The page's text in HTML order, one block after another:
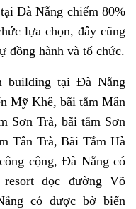
Đà Nẵng chiếm 80%
lựa chọn, đây cũng
đồng hành và tổ chức.
building tại Đà Nẵng
Mỹ Khê, bãi tắm Mân
Sơn Trà, bãi tắm Sơn
Tân Trà, Bãi Tắm Hà
cộng, Đà Nẵng có
dọc đường Võ
có được bờ biển